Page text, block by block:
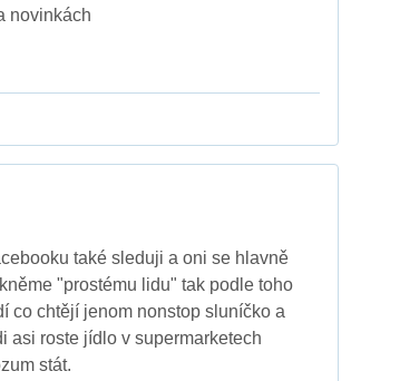
novinkách
také sleduji a oni se hlavně
"prostému lidu" tak podle toho
co chtějí jenom nonstop sluníčko a
asi roste jídlo v supermarketech
stát.